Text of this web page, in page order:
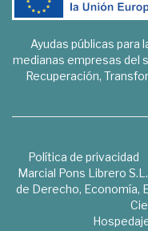
Ayudas públicas para
medianas empresas del
Recuperación,
Política de privacidad
Marcial Pons Librero
de Derecho, Economía,